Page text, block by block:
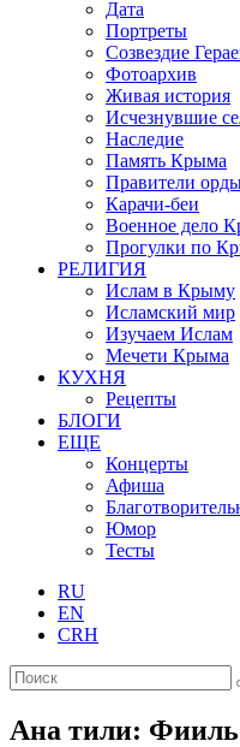
Дата
Портреты
Созвездие
Фотоархив
Живая история
Исчезнувшие
Наследие
Память Крыма
Правители
Карачи-беи
Военное дело
Прогулки по
РЕЛИГИЯ
Ислам в Крыму
Исламский мир
Изучаем Ислам
Мечети Крыма
КУХНЯ
Рецепты
БЛОГИ
ЕЩЕ
Концерты
Афиша
Юмор
Тесты
RU
EN
CRH
Ана тили: